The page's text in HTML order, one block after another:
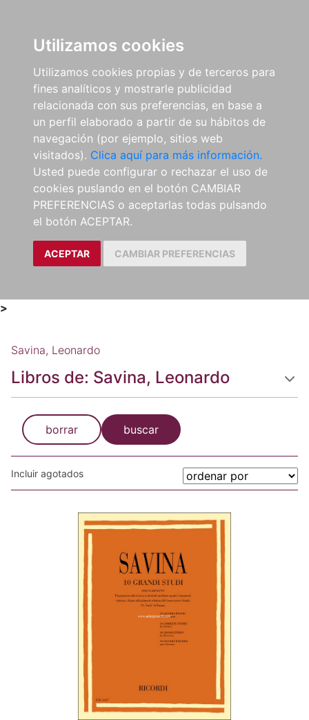
Utilizamos cookies
Utilizamos cookies propias y de terceros para
fines analíticos y mostrarle publicidad
relacionada con sus preferencias, en base a
un perfil elaborado a partir de su hábitos de
navegación (por ejemplo, sitios web
visitados). Clica aquí para más información.
Usted puede configurar o rechazar el uso de
cookies puslando en el botón CAMBIAR
PREFERENCIAS o aceptarlas todas pulsando
el botón ACEPTAR.
ACEPTAR CAMBIAR PREFERENCIAS
>
Savina, Leonardo
Libros de: Savina, Leonardo
borrar buscar
Incluir agotados